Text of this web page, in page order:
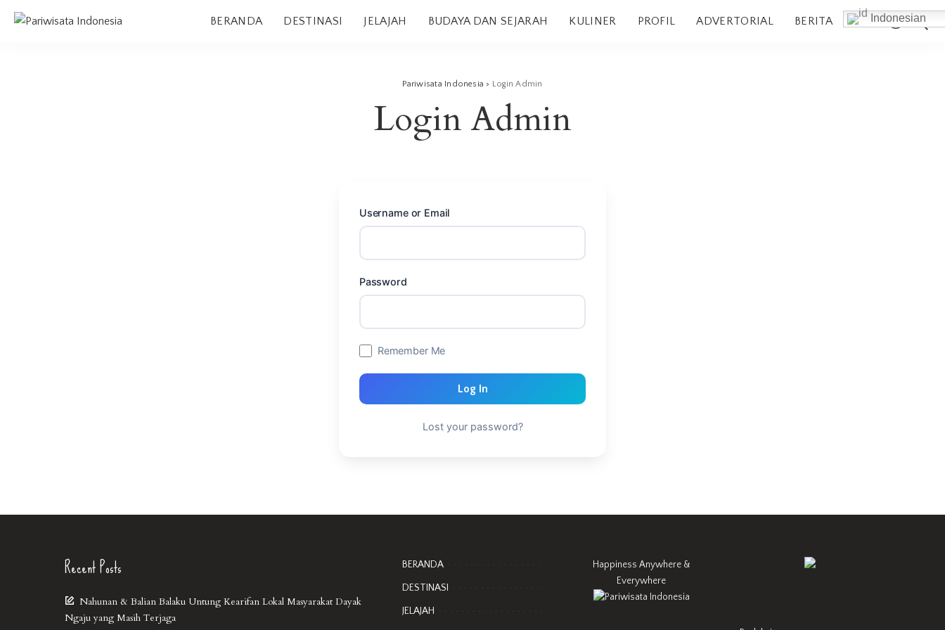
BERANDA DESTINASI JELAJAH BUDAYA DAN SEJARAH KULINER PROFIL ADVERTORIAL BERITA Indonesian
Pariwisata Indonesia > Login Admin
Login Admin
Username or Email
Password
Remember Me
Log In
Lost your password?
Recent Posts
Nahunan & Balian Balaku Untung Kearifan Lokal Masyarakat Dayak
Ngaju yang Masih Terjaga
BERANDA
DESTINASI
JELAJAH
Happiness Anywhere &
Everywhere